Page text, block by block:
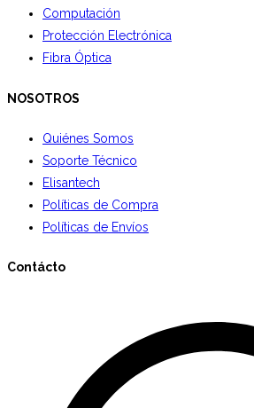
Computación
Protección Electrónica
Fibra Óptica
NOSOTROS
Quiénes Somos
Soporte Técnico
Elisantech
Políticas de Compra
Políticas de Envíos
Contácto